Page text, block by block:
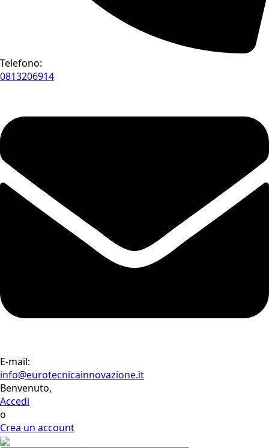
Telefono:
0813206914
E-mail:
info@eurotecnicainnovazione.it
Benvenuto,
Accedi
o
Crea un account